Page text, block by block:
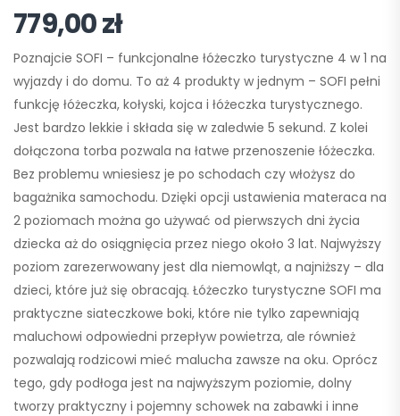
779,00zł
Poznajcie SOFI – funkcjonalne łóżeczko turystyczne 4 w 1 na
wyjazdy i do domu. To aż 4 produkty w jednym – SOFI pełni
funkcję łóżeczka, kołyski, kojca i łóżeczka turystycznego.
Jest bardzo lekkie i składa się w zaledwie 5 sekund. Z kolei
dołączona torba pozwala na łatwe przenoszenie łóżeczka.
Bez problemu wniesiesz je po schodach czy włożysz do
bagażnika samochodu. Dzięki opcji ustawienia materaca na
2 poziomach można go używać od pierwszych dni życia
dziecka aż do osiągnięcia przez niego około 3 lat. Najwyższy
poziom zarezerwowany jest dla niemowląt, a najniższy – dla
dzieci, które już się obracają. Łóżeczko turystyczne SOFI ma
praktyczne siateczkowe boki, które nie tylko zapewniają
maluchowi odpowiedni przepływ powietrza, ale również
pozwalają rodzicowi mieć malucha zawsze na oku. Oprócz
tego, gdy podłoga jest na najwyższym poziomie, dolny
tworzy praktyczny i pojemny schowek na zabawki i inne